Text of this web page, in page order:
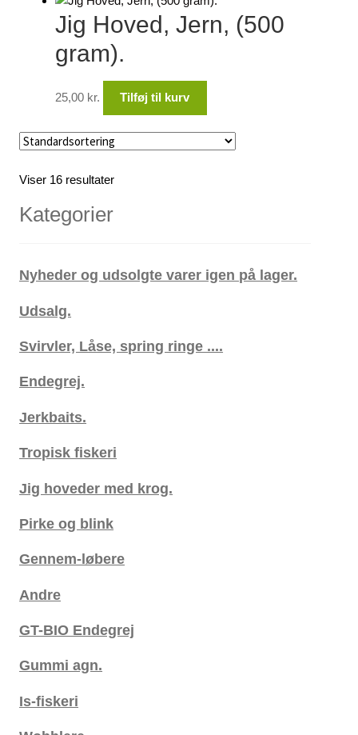
Jig Hoved, Jern, (500
gram).
25,00 kr. Tilføj til kurv
Viser 16 resultater
Kategorier
Nyheder og udsolgte varer igen på lager.
Udsalg.
Svirvler, Låse, spring ringe ....
Endegrej.
Jerkbaits.
Tropisk fiskeri
Jig hoveder med krog.
Pirke og blink
Gennem-løbere
Andre
GT-BIO Endegrej
Gummi agn.
Is-fiskeri